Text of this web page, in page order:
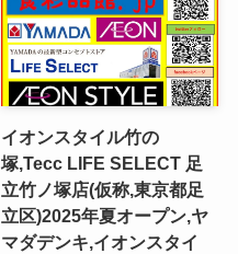
イオンスタイル竹の
塚,Tecc LIFE SELECT ⾜
⽴⽵ノ塚店(仮称,東京都足
立区)2025年夏オープン,ヤ
マダデンキ,イオンスタイ